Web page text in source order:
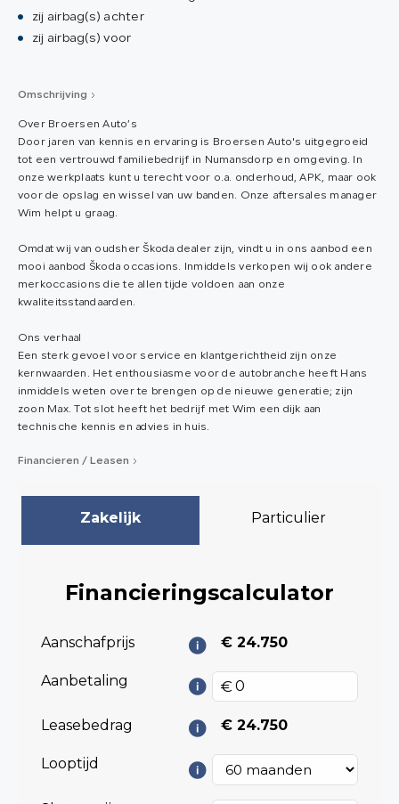
zij airbag(s) achter
zij airbag(s) voor
Omschrijving
Over Broersen Auto’s
Door jaren van kennis en ervaring is Broersen Auto's uitgegroeid
tot een vertrouwd familiebedrijf in Numansdorp en omgeving. In
onze werkplaats kunt u terecht voor o.a. onderhoud, APK, maar ook
voor de opslag en wissel van uw banden. Onze aftersales manager
Wim helpt u graag.
Omdat wij van oudsher Škoda dealer zijn, vindt u in ons aanbod een
mooi aanbod Škoda occasions. Inmiddels verkopen wij ook andere
merkoccasions die te allen tijde voldoen aan onze
kwaliteitsstandaarden.
Ons verhaal
Een sterk gevoel voor service en klantgerichtheid zijn onze
kernwaarden. Het enthousiasme voor de autobranche heeft Hans
inmiddels weten over te brengen op de nieuwe generatie; zijn
zoon Max. Tot slot heeft het bedrijf met Wim een dijk aan
technische kennis en advies in huis.
Financieren / Leasen